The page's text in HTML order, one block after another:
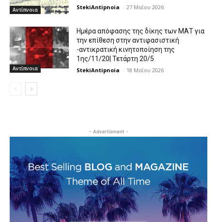
Αντίπνοια StekiAntipnoia - 27 Μαΐου 2026
Αντίπνοια
Ημέρα απόφασης της δίκης των ΜΑΤ για
την επίθεση στην αντιφασιστική
-αντικρατική κινητοποίηση της
1ης/11/20| Τετάρτη 20/5
StekiAntipnoia - 18 Μαΐου 2026
- Advertisment -